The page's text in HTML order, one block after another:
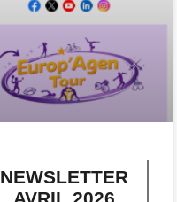
NEWSLETTER
AVRIL 2026